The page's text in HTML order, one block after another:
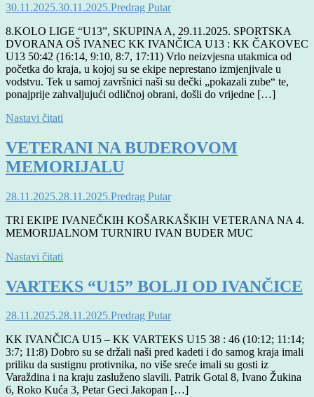
30.11.2025.30.11.2025.Predrag Putar
8.KOLO LIGE “U13”, SKUPINA A, 29.11.2025. SPORTSKA
DVORANA OŠ IVANEC KK IVANČICA U13 : KK ČAKOVEC
U13 50:42 (16:14, 9:10, 8:7, 17:11) Vrlo neizvjesna utakmica od
početka do kraja, u kojoj su se ekipe neprestano izmjenjivale u
vodstvu. Tek u samoj završnici naši su dečki „pokazali zube“ te,
ponajprije zahvaljujući odličnoj obrani, došli do vrijedne […]
Nastavi čitati
VETERANI NA BUDEROVOM
MEMORIJALU
28.11.2025.28.11.2025.Predrag Putar
TRI EKIPE IVANEČKIH KOŠARKAŠKIH VETERANA NA 4.
MEMORIJALNOM TURNIRU IVAN BUDER MUC
Nastavi čitati
VARTEKS “U15” BOLJI OD IVANČICE
28.11.2025.28.11.2025.Predrag Putar
KK IVANČICA U15 – KK VARTEKS U15 38 : 46 (10:12; 11:14;
3:7; 11:8) Dobro su se držali naši pred kadeti i do samog kraja imali
priliku da sustignu protivnika, no više sreće imali su gosti iz
Varaždina i na kraju zasluženo slavili. Patrik Gotal 8, Ivano Žukina
6, Roko Kuća 3, Petar Geci Jakopan […]